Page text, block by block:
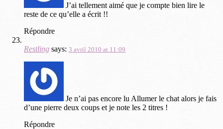
J’ai tellement aimé que je compte bien lire le
reste de ce qu’elle a écrit !!
Répondre
Restling says: 3 avril 2010 at 11:09
Je n’ai pas encore lu Allumer le chat alors je fais
d’une pierre deux coups et je note les 2 titres !
Répondre